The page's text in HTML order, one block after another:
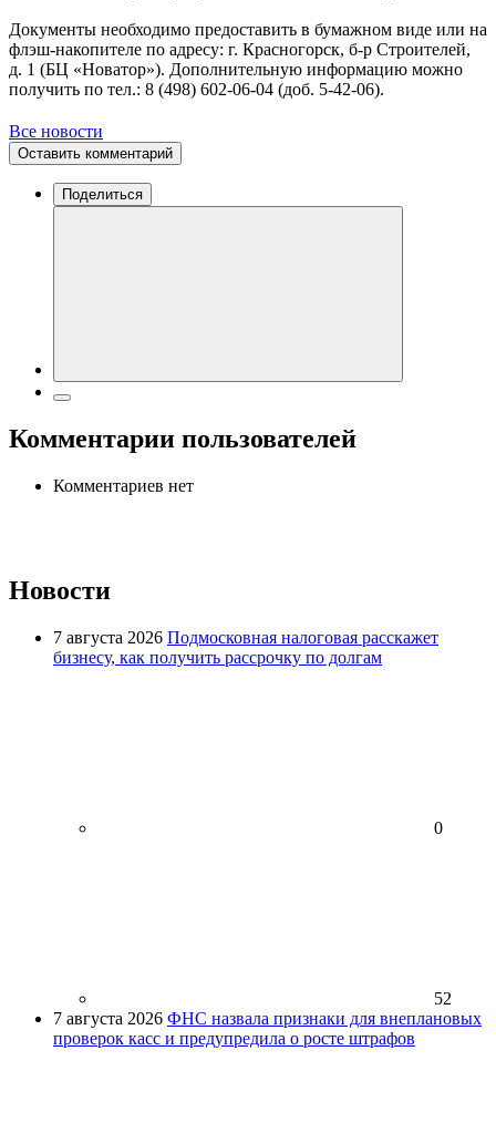
Документы необходимо предоставить в бумажном виде или на
флэш-накопителе по адресу: г. Красногорск, б-р Строителей,
д. 1 (БЦ «Новатор»). Дополнительную информацию можно
получить по тел.: 8 (498) 602-06-04 (доб. 5-42-06).
Все новости
Оставить комментарий
Поделиться
Комментарии пользователей
Комментариев нет
Новости
7 августа 2026 Подмосковная налоговая расскажет
бизнесу, как получить рассрочку по долгам
0
52
7 августа 2026 ФНС назвала признаки для внеплановых
проверок касс и предупредила о росте штрафов